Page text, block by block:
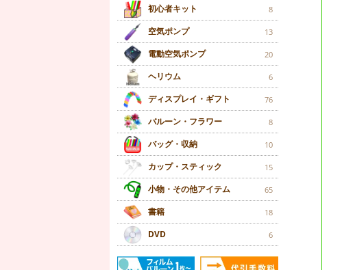
初心者キット 8
空気ポンプ 13
電動空気ポンプ 20
ヘリウム 6
ディスプレイ・ギフト 76
バルーン・フラワー 8
バッグ・収納 10
カップ・スティック 15
小物・その他アイテム 65
書籍 18
DVD 6